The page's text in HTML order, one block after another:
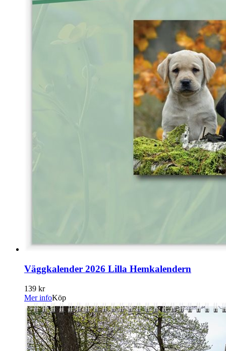
Väggkalender 2026 Lilla Hemkalendern
139 kr
Mer infoKöp